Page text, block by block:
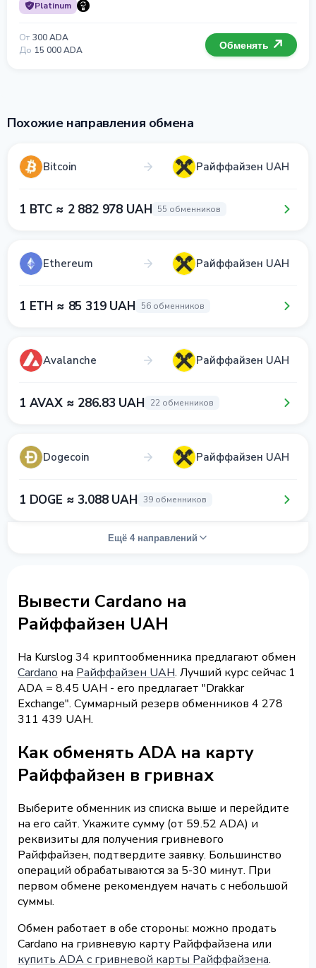
Platinum
От 300 ADA
До 15 000 ADA Обменять
Похожие направления обмена
Bitcoin Райффайзен UAH
1 BTC ≈ 2 882 978 UAH 55 обменников
Ethereum Райффайзен UAH
1 ETH ≈ 85 319 UAH 56 обменников
Avalanche Райффайзен UAH
1 AVAX ≈ 286.83 UAH 22 обменников
Dogecoin Райффайзен UAH
1 DOGE ≈ 3.088 UAH 39 обменников
Ещё 4 направлений
Вывести Cardano на
Райффайзен UAH
На Kurslog 34 криптообменника предлагают обмен
Cardano на Райффайзен UAH. Лучший курс сейчас 1
ADA = 8.45 UAH - его предлагает "Drakkar
Exchange". Суммарный резерв обменников 4 278
311 439 UAH.
Как обменять ADA на карту
Райффайзен в гривнах
Выберите обменник из списка выше и перейдите
на его сайт. Укажите сумму (от 59.52 ADA) и
реквизиты для получения гривневого
Райффайзен, подтвердите заявку. Большинство
операций обрабатываются за 5-30 минут. При
первом обмене рекомендуем начать с небольшой
суммы.
Обмен работает в обе стороны: можно продать
Cardano на гривневую карту Райффайзена или
купить ADA с гривневой карты Райффайзена.